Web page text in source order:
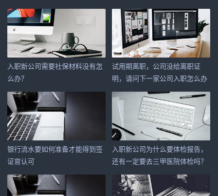
入职新公司需要社保材料没有怎
么办？
试用期离职，公司没给离职证
明，请问下一家公司入职怎么办
呢？
银行流水要如何准备才能得到签
证官认可
入职新公司为什么要体检报告，
还有一定要去三甲医院体检吗？